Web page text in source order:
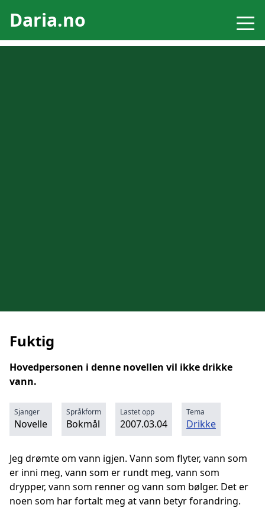
Daria.no
Fuktig
Hovedpersonen i denne novellen vil ikke drikke
vann.
Sjanger
Novelle
Språkform
Bokmål
Lastet opp
2007.03.04
Tema
Drikke
Jeg drømte om vann igjen. Vann som flyter, vann som
er inni meg, vann som er rundt meg, vann som
drypper, vann som renner og vann som bølger. Det er
noen som har fortalt meg at vann betyr forandring.